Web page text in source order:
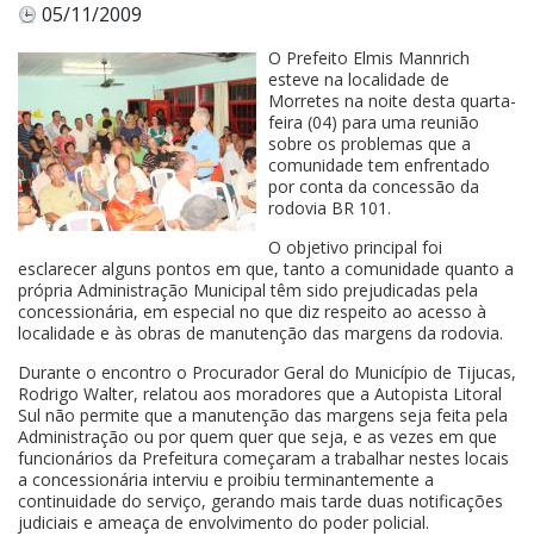
05/11/2009
O Prefeito Elmis Mannrich
esteve na localidade de
Morretes na noite desta quarta-
feira (04) para uma reunião
sobre os problemas que a
comunidade tem enfrentado
por conta da concessão da
rodovia BR 101.
O objetivo principal foi
esclarecer alguns pontos em que, tanto a comunidade quanto a
própria Administração Municipal têm sido prejudicadas pela
concessionária, em especial no que diz respeito ao acesso à
localidade e às obras de manutenção das margens da rodovia.
Durante o encontro o Procurador Geral do Município de Tijucas,
Rodrigo Walter, relatou aos moradores que a Autopista Litoral
Sul não permite que a manutenção das margens seja feita pela
Administração ou por quem quer que seja, e as vezes em que
funcionários da Prefeitura começaram a trabalhar nestes locais
a concessionária interviu e proibiu terminantemente a
continuidade do serviço, gerando mais tarde duas notificações
judiciais e ameaça de envolvimento do poder policial.